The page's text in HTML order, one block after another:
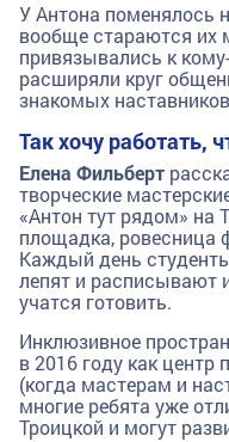
У Антона поменялось
вообще стараются их
привязывались к
расширяли круг
знакомых
Так хочу работать,
Елена Фильберт
творческие
«Антон тут рядом» на
площадка, ровесница
Каждый день
лепят и расписывают
учатся готовить.
Инклюзивное
в 2016 году как центр
(когда мастерам и
многие ребята уже
Троицкой и могут